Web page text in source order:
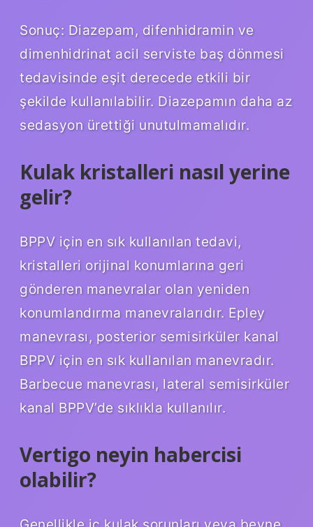
Sonuç: Diazepam, difenhidramin ve
dimenhidrinat acil serviste baş dönmesi
tedavisinde eşit derecede etkili bir
şekilde kullanılabilir. Diazepamın daha az
sedasyon ürettiği unutulmamalıdır.
Kulak kristalleri nasıl yerine
gelir?
BPPV için en sık kullanılan tedavi,
kristalleri orijinal konumlarına geri
gönderen manevralar olan yeniden
konumlandırma manevralarıdır. Epley
manevrası, posterior semisirküler kanal
BPPV için en sık kullanılan manevradır.
Barbecue manevrası, lateral semisirküler
kanal BPPV’de sıklıkla kullanılır.
Vertigo neyin habercisi
olabilir?